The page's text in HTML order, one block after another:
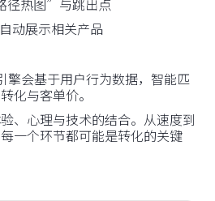
径热图”与跳出点
动展示相关产品
擎会基于用户行为数据，智能匹
化与客单价。
、心理与技术的结合。从速度到
一个环节都可能是转化的关键